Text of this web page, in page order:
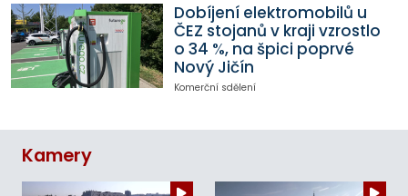
Dobíjení elektromobilů u
ČEZ stojanů v kraji vzrostlo
o 34 %, na špici poprvé
Nový Jičín
Komerční sdělení
Kamery